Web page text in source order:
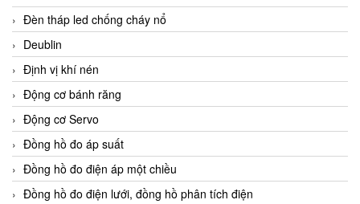
Đèn tháp led chống cháy nổ
Deublin
Định vị khí nén
Động cơ bánh răng
Động cơ Servo
Đồng hồ đo áp suất
Đồng hồ đo điện áp một chiều
Đồng hồ đo điện lưới, đồng hồ phân tích điện